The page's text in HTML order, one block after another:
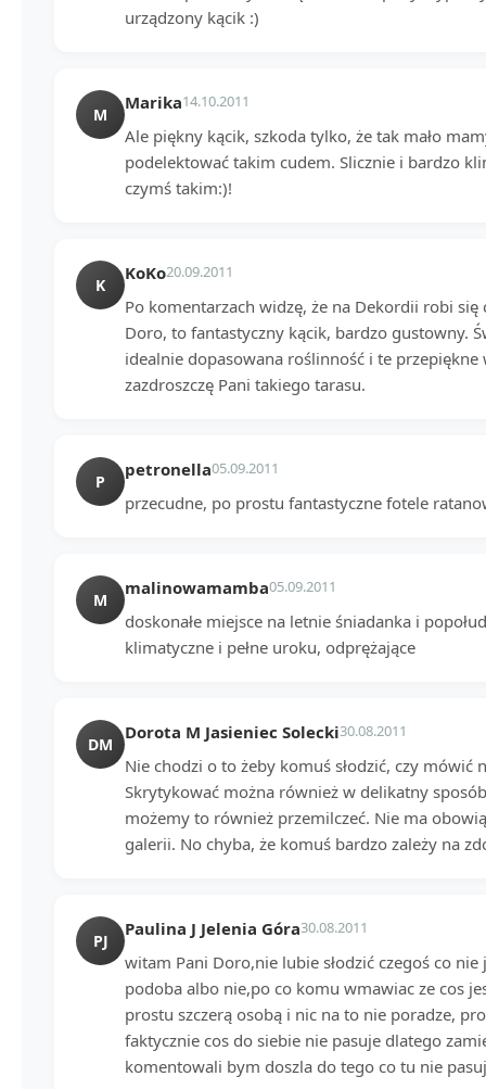
urządzony kącik :)
M
Marika14.10.2011
Ale piękny kącik, szkoda tylko, że tak mało
podelektować takim cudem. Slicznie i bardzo
czymś takim:)!
K
KoKo20.09.2011
Po komentarzach widzę, że na Dekordii robi się
Doro, to fantastyczny kącik, bardzo gustowny.
idealnie dopasowana roślinność i te
zazdroszczę Pani takiego tarasu.
P
petronella05.09.2011
przecudne, po prostu fantastyczne fotele
M
malinowamamba05.09.2011
doskonałe miejsce na letnie śniadanka i
klimatyczne i pełne uroku, odprężające
DM
Dorota M Jasieniec Solecki30.08.2011
Nie chodzi o to żeby komuś słodzić, czy mówić
Skrytykować można również w delikatny
możemy to również przemilczeć. Nie ma
galerii. No chyba, że komuś bardzo zależy na
PJ
Paulina J Jelenia Góra30.08.2011
witam Pani Doro,nie lubie słodzić czegoś co
podoba albo nie,po co komu wmawiac ze cos
prostu szczerą osobą i nic na to nie poradze,
faktycznie cos do siebie nie pasuje dlatego
komentowali bym doszla do tego co tu nie